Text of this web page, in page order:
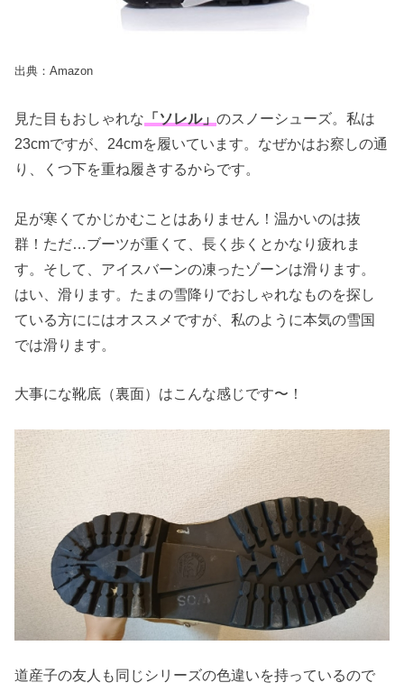
出典：Amazon
見た目もおしゃれな 「ソレル」のスノーシューズ。私は
23cmですが、24cmを履いています。なぜかはお察しの通
り、くつ下を重ね履きするからです。
足が寒くてかじかむことはありません！温かいのは抜
群！ただ…ブーツが重くて、長く歩くとかなり疲れま
す。そして、アイスバーンの凍ったゾーンは滑ります。
はい、滑ります。たまの雪降りでおしゃれなものを探し
ている方ににはオススメですが、私のように本気の雪国
では滑ります。
大事にな靴底（裏面）はこんな感じです〜！
道産子の友人も同じシリーズの色違いを持っているので